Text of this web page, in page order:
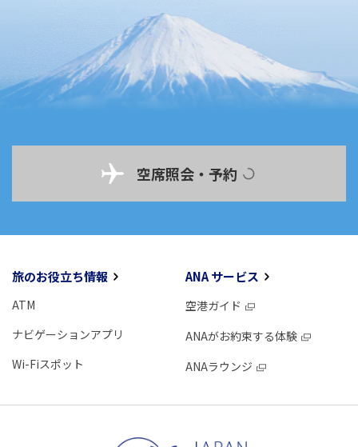
空席照会・予約
旅のお役立ち情報
ATM
ナビゲーションアプリ
Wi-Fiスポット
ANA サービス
空港ガイド
ANAがお約束する体験
ANAラウンジ